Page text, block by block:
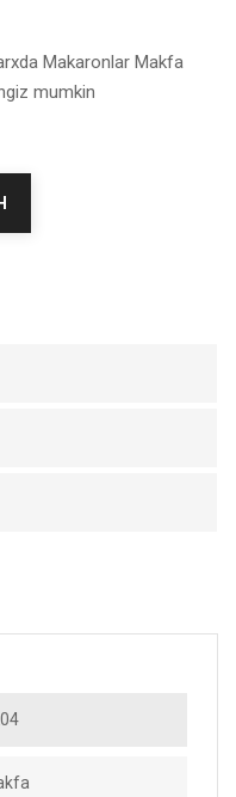
Makaronlar Makfa
mumkin